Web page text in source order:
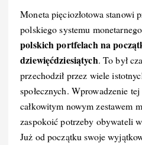
Moneta pięciozłotowa stanowi
polskiego systemu
polskich portfelach na
dziewięćdziesiątych. To był
przechodził przez wiele
społecznych. Wprowadzenie
całkowitym nowym zestawem
zaspokoić potrzeby obywateli
Już od początku swoje